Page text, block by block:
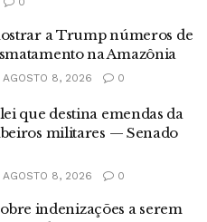
a Trump números de
na Amazônia
AGOSTO 8, 2026 0
que destina emendas da
militares — Senado
AGOSTO 8, 2026 0
indenizações a serem